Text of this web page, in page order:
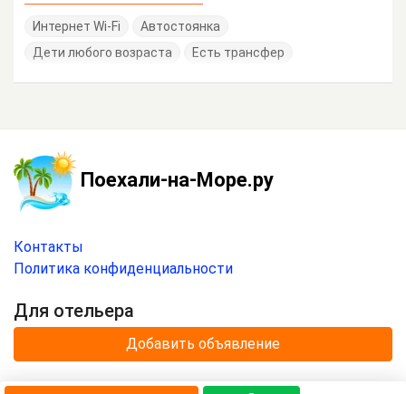
Интернет Wi-Fi
Автостоянка
Дети любого возраста
Есть трансфер
Поехали-на-Море.ру
Контакты
Политика конфиденциальности
Для отельера
Добавить объявление
© 2020 —2026г.